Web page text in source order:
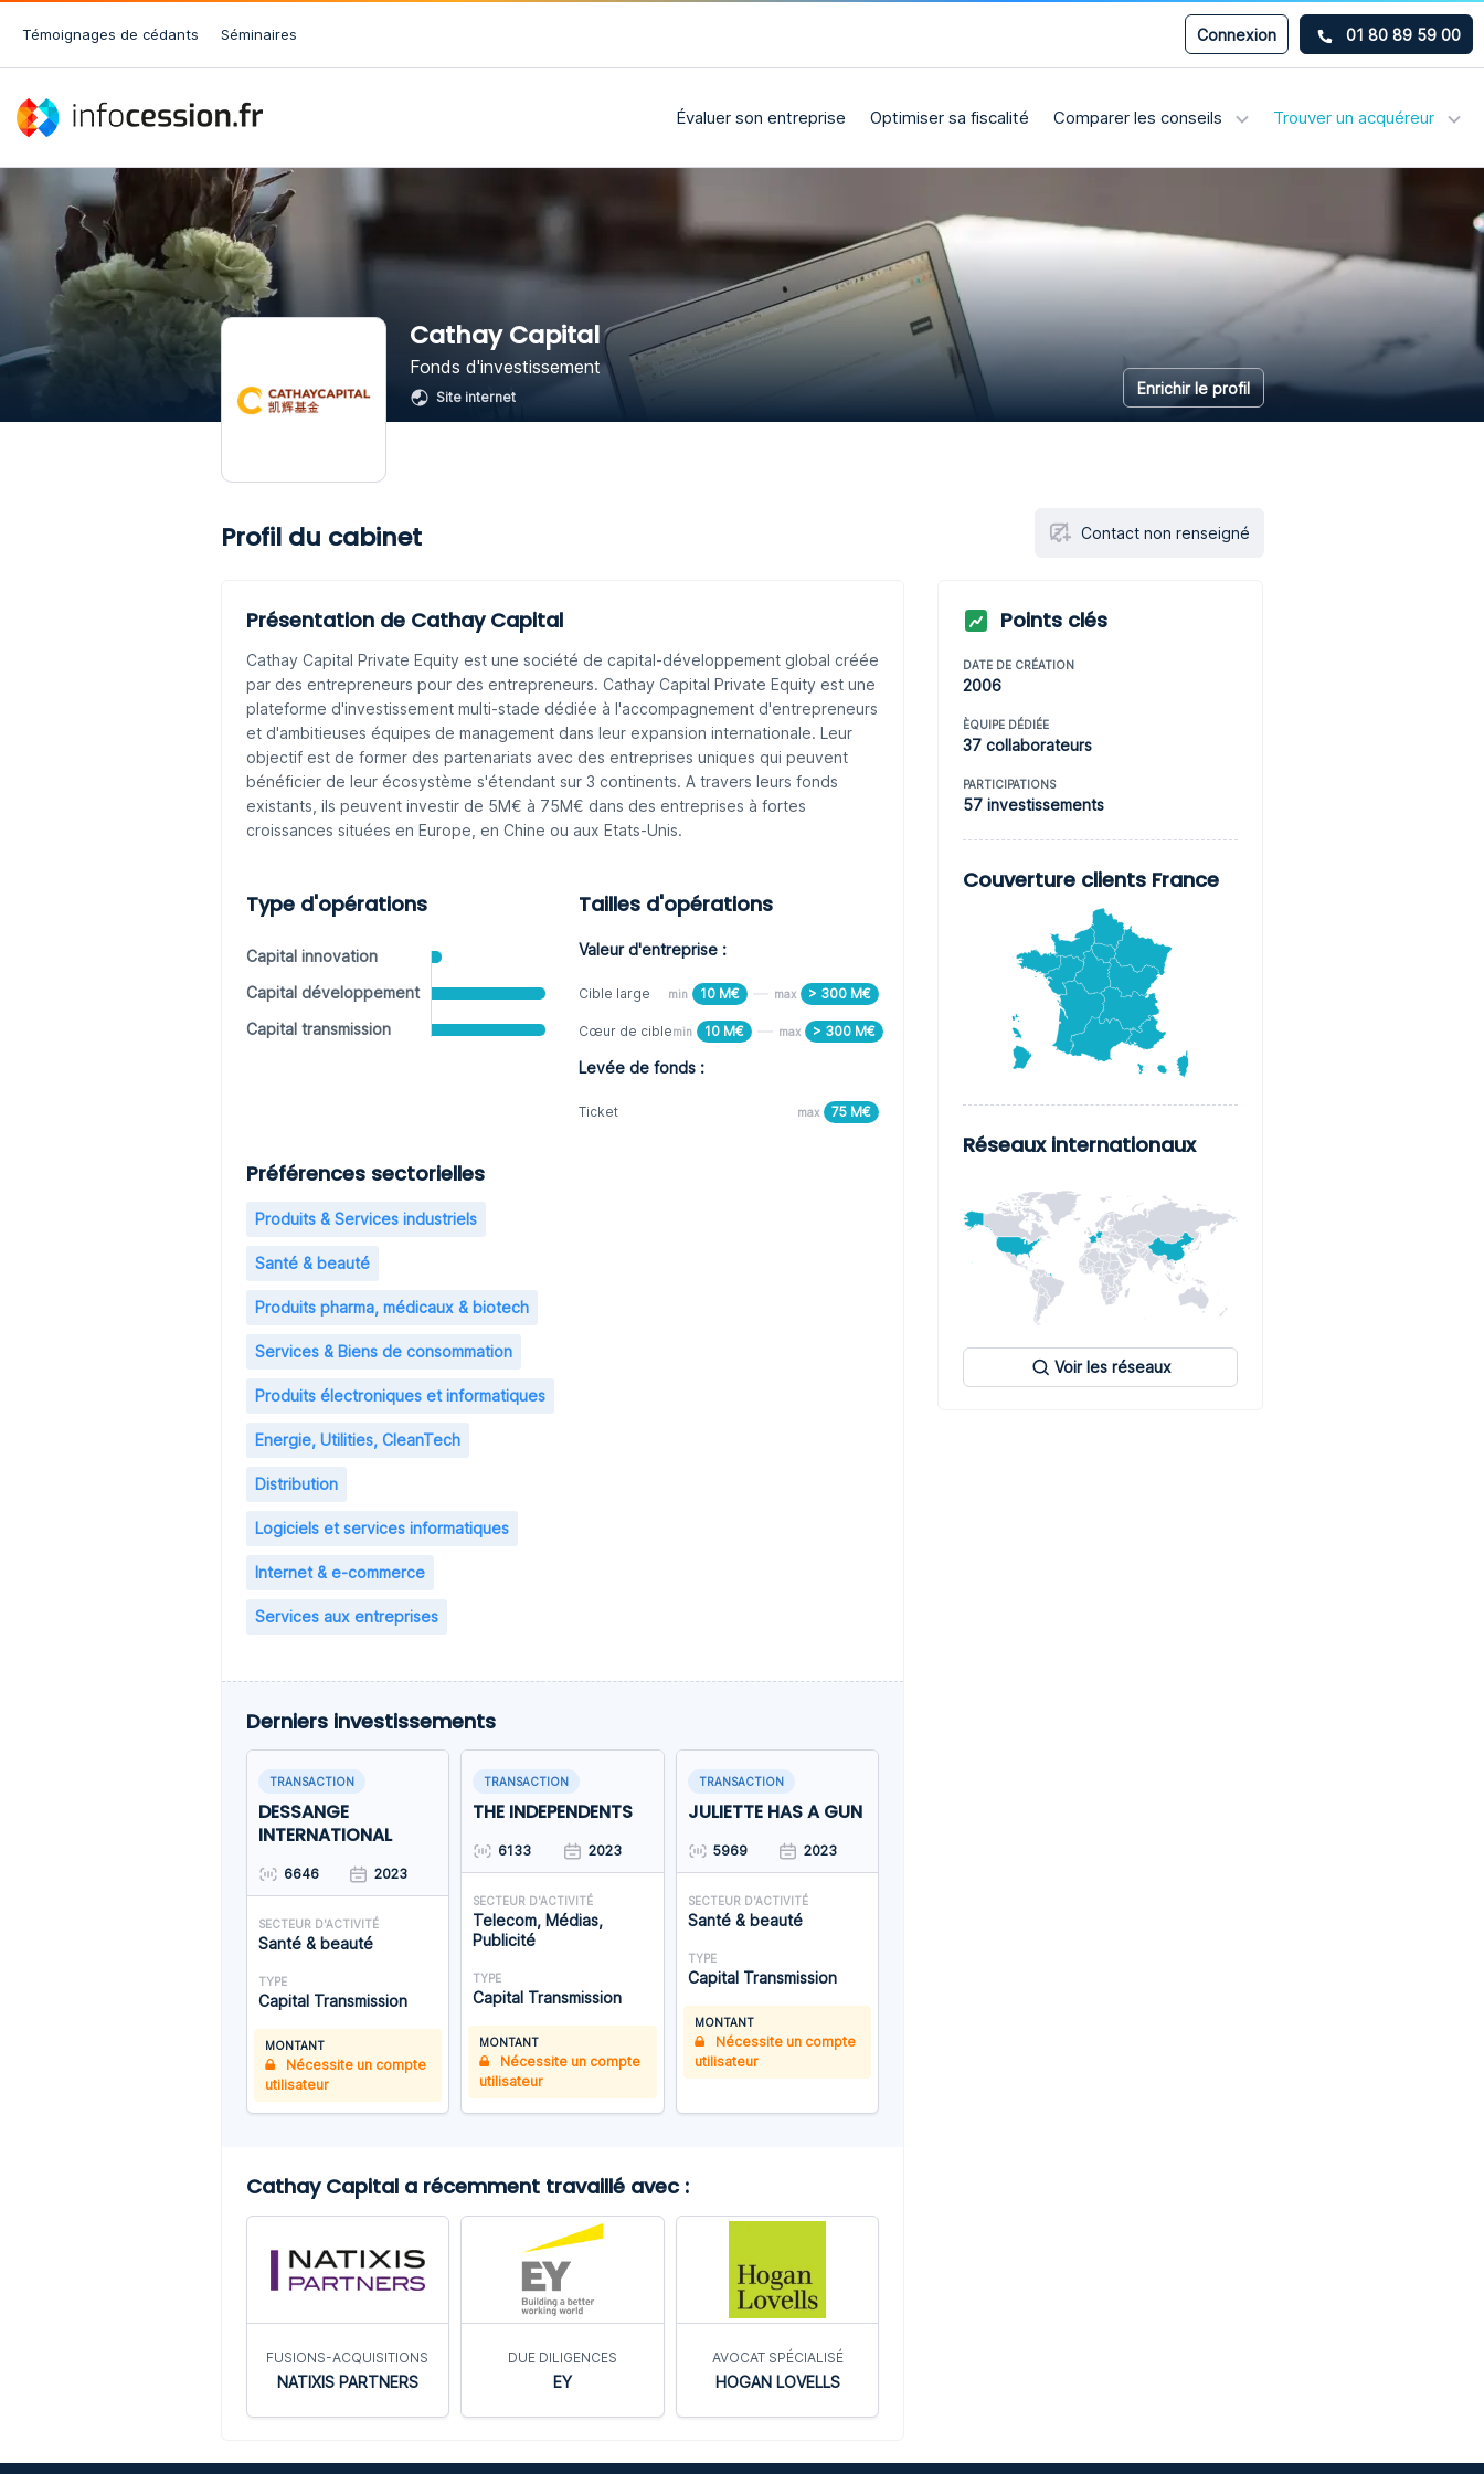
Témoignages de cédants Séminaires Connexion 01 80 89 59 00
Évaluer son entreprise Optimiser sa fiscalité Comparer les conseils Trouver un acquéreur
Cathay Capital
Fonds d'investissement
Site internet Enrichir le profil
Profil du cabinet Contact non renseigné
Présentation de Cathay Capital
Cathay Capital Private Equity est une société de capital-développement global créée
par des entrepreneurs pour des entrepreneurs. Cathay Capital Private Equity est une
plateforme d'investissement multi-stade dédiée à l'accompagnement d'entrepreneurs
et d'ambitieuses équipes de management dans leur expansion internationale. Leur
objectif est de former des partenariats avec des entreprises uniques qui peuvent
bénéficier de leur écosystème s'étendant sur 3 continents. A travers leurs fonds
existants, ils peuvent investir de 5M€ à 75M€ dans des entreprises à fortes
croissances situées en Europe, en Chine ou aux Etats-Unis.
Type d'opérations
Capital innovation
Capital développement
Capital transmission
Tailles d'opérations
Valeur d'entreprise :
Cible large min 10 M€ max > 300 M€
Cœur de ciblemin 10 M€ max > 300 M€
Levée de fonds :
Ticket max 75 M€
Préférences sectorielles
Produits & Services industriels
Santé & beauté
Produits pharma, médicaux & biotech
Services & Biens de consommation
Produits électroniques et informatiques
Energie, Utilities, CleanTech
Distribution
Logiciels et services informatiques
Internet & e-commerce
Services aux entreprises
Derniers investissements
TRANSACTION
DESSANGE
INTERNATIONAL
6646 2023
SECTEUR D'ACTIVITÉ
Santé & beauté
TYPE
Capital Transmission
MONTANT
Nécessite un compte
utilisateur
TRANSACTION
THE INDEPENDENTS
6133 2023
SECTEUR D'ACTIVITÉ
Telecom, Médias,
Publicité
TYPE
Capital Transmission
MONTANT
Nécessite un compte
utilisateur
TRANSACTION
JULIETTE HAS A GUN
5969 2023
SECTEUR D'ACTIVITÉ
Santé & beauté
TYPE
Capital Transmission
MONTANT
Nécessite un compte
utilisateur
Cathay Capital a récemment travaillé avec :
FUSIONS-ACQUISITIONS
NATIXIS PARTNERS
DUE DILIGENCES
EY
AVOCAT SPÉCIALISÉ
HOGAN LOVELLS
Points clés
DATE DE CRÉATION
2006
ÈQUIPE DÉDIÉE
37 collaborateurs
PARTICIPATIONS
57 investissements
Couverture clients France
Réseaux internationaux
Voir les réseaux